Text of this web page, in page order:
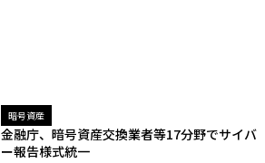
暗号資産
金融庁、暗号資産交換業者等17分野でサイバ
ー報告様式統一